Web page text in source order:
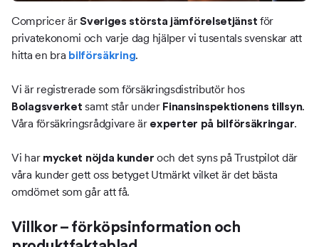
Compricer ärSveriges största jämförelsetjänst för
privatekonomi och varje dag hjälper vi tusentals svenskar att
hitta en bra bilförsäkring.
Vi är registrerade som försäkringsdistributör hos
Bolagsverket samt står under Finansinspektionens tillsyn.
Våra försäkringsrådgivare är experter på bilförsäkringar.
Vi har mycket nöjda kunder och det syns på Trustpilot där
våra kunder gett oss betyget Utmärkt vilket är det bästa
omdömet som går att få.
Villkor – förköpsinformation och